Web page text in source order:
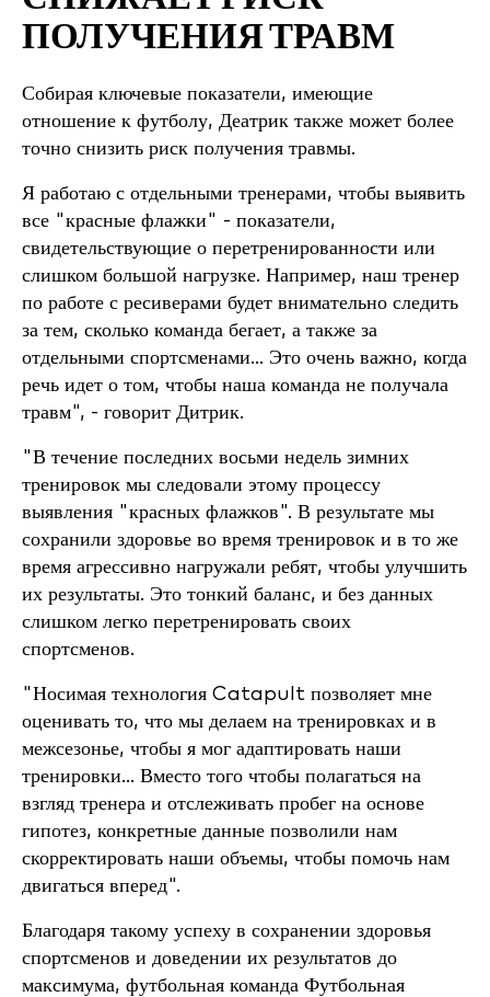
ПОЛУЧЕНИЯ ТРАВМ
Собирая ключевые показатели, имеющие
отношение к футболу, Деатрик также может более
точно снизить риск получения травмы.
Я работаю с отдельными тренерами, чтобы выявить
все "красные флажки" - показатели,
свидетельствующие о перетренированности или
слишком большой нагрузке. Например, наш тренер
по работе с ресиверами будет внимательно следить
за тем, сколько команда бегает, а также за
отдельными спортсменами... Это очень важно, когда
речь идет о том, чтобы наша команда не получала
травм", - говорит Дитрик.
"В течение последних восьми недель зимних
тренировок мы следовали этому процессу
выявления "красных флажков". В результате мы
сохранили здоровье во время тренировок и в то же
время агрессивно нагружали ребят, чтобы улучшить
их результаты. Это тонкий баланс, и без данных
слишком легко перетренировать своих
спортсменов.
"Носимая технология Catapult позволяет мне
оценивать то, что мы делаем на тренировках и в
межсезонье, чтобы я мог адаптировать наши
тренировки... Вместо того чтобы полагаться на
взгляд тренера и отслеживать пробег на основе
гипотез, конкретные данные позволили нам
скорректировать наши объемы, чтобы помочь нам
двигаться вперед".
Благодаря такому успеху в сохранении здоровья
спортсменов и доведении их результатов до
максимума, футбольная команда Футбольная